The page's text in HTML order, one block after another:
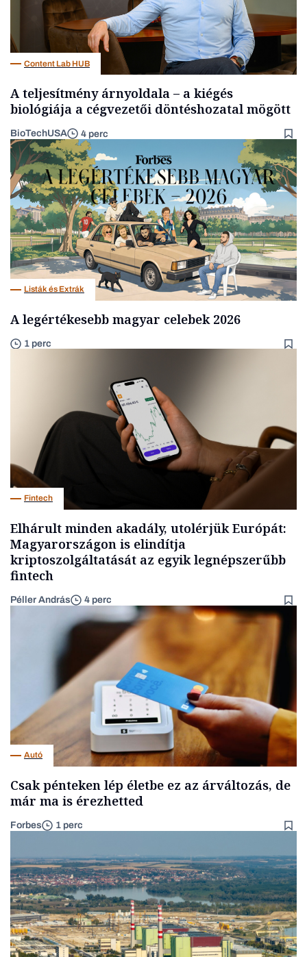
Content Lab HUB
A teljesítmény árnyoldala – a kiégés
biológiája a cégvezetői döntéshozatal mögött
BioTechUSA 4 perc
Listák és Extrák
A legértékesebb magyar celebek 2026
1 perc
Fintech
Elhárult minden akadály, utolérjük Európát:
Magyarországon is elindítja
kriptoszolgáltatását az egyik legnépszerűbb
fintech
Péller András 4 perc
Autó
Csak pénteken lép életbe ez az árváltozás, de
már ma is érezhetted
Forbes 1 perc